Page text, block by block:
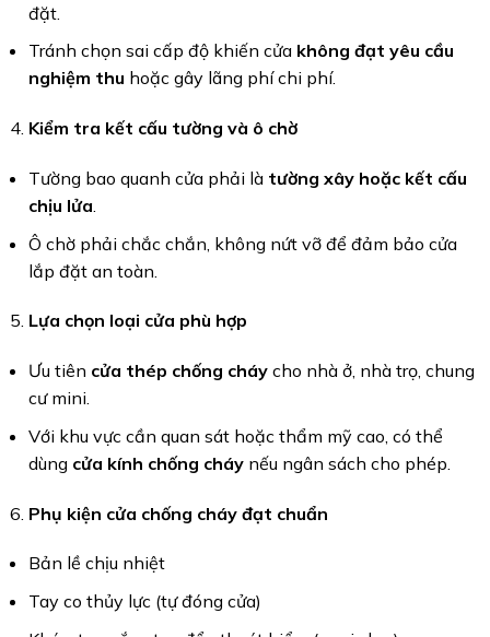
đặt.
Tránh chọn sai cấp độ khiến cửa không đạt yêu cầu
nghiệm thu hoặc gây lãng phí chi phí.
Kiểm tra kết cấu tường và ô chờ
Tường bao quanh cửa phải là tường xây hoặc kết cấu
chịu lửa.
Ô chờ phải chắc chắn, không nứt vỡ để đảm bảo cửa
lắp đặt an toàn.
Lựa chọn loại cửa phù hợp
Ưu tiên cửa thép chống cháycho nhà ở, nhà trọ, chung
cư mini.
Với khu vực cần quan sát hoặc thẩm mỹ cao, có thể
dùng cửa kính chống cháynếu ngân sách cho phép.
Phụ kiện cửa chống cháy đạt chuẩn
Bản lề chịu nhiệt
Tay co thủy lực (tự đóng cửa)